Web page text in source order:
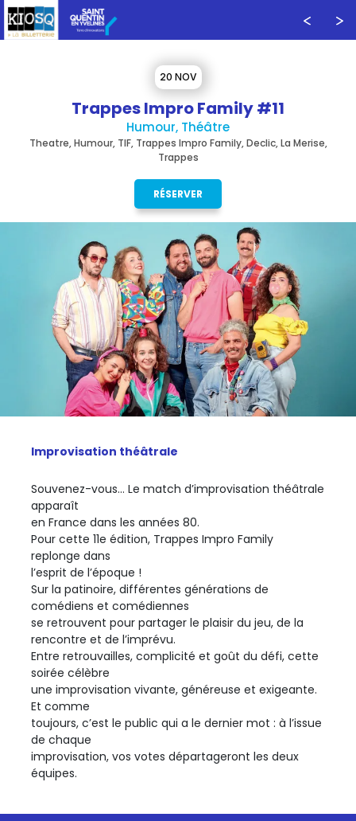
20 NOV
Trappes Impro Family #11
Humour, Théâtre
Theatre, Humour, TIF, Trappes Impro Family, Declic, La Merise,
Trappes
RÉSERVER
Improvisation théâtrale
Souvenez-vous… Le match d’improvisation théâtrale
apparaît
en France dans les années 80.
Pour cette 11e édition, Trappes Impro Family
replonge dans
l’esprit de l’époque !
Sur la patinoire, différentes générations de
comédiens et comédiennes
se retrouvent pour partager le plaisir du jeu, de la
rencontre et de l’imprévu.
Entre retrouvailles, complicité et goût du défi, cette
soirée célèbre
une improvisation vivante, généreuse et exigeante.
Et comme
toujours, c’est le public qui a le dernier mot : à l’issue
de chaque
improvisation, vos votes départageront les deux
équipes.